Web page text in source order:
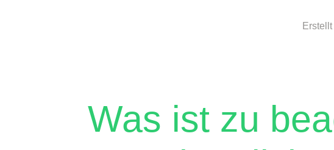
Was ist zu